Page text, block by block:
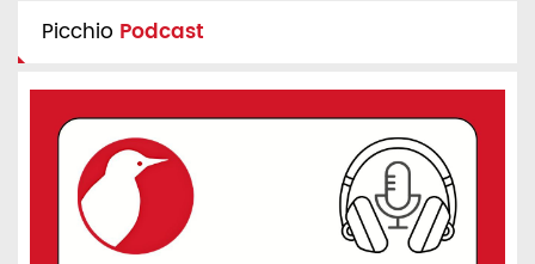
Picchio Podcast